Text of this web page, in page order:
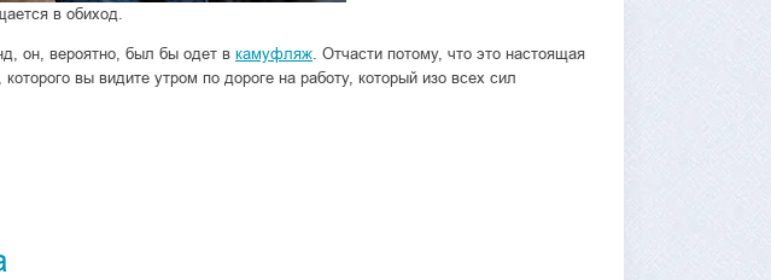
в обиход.
он, вероятно, был бы одет в камуфляж. Отчасти потому, что это настоящая
вы видите утром по дороге на работу, который изо всех сил